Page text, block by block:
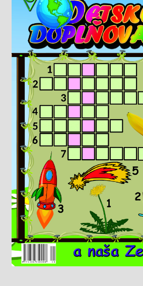
Pripravujeme
Pre školy
Knižný klub
Kontakt